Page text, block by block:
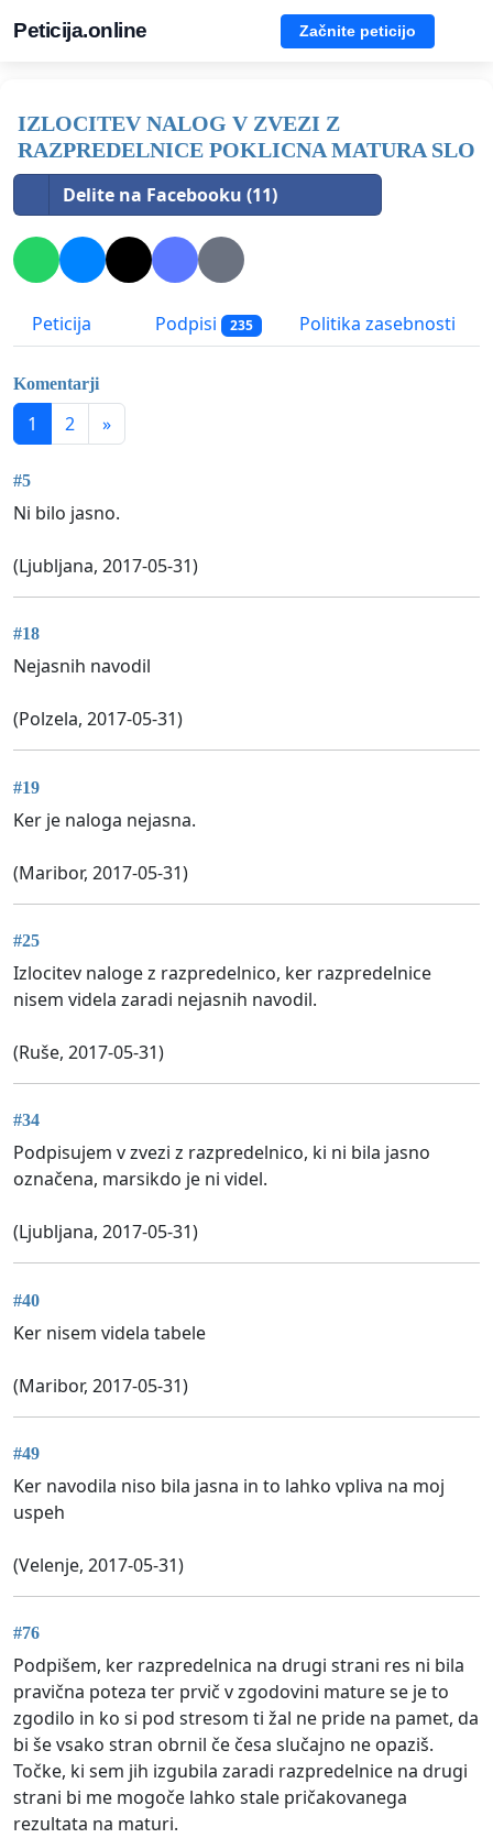
Peticija.online Začnite peticijo
IZLOCITEV NALOG V ZVEZI Z
RAZPREDELNICE POKLICNA MATURA SLO
Delite na Facebooku (11)
Peticija Podpisi 235 Politika zasebnosti
Komentarji
1 2 »
#5
Ni bilo jasno.
(Ljubljana, 2017-05-31)
#18
Nejasnih navodil
(Polzela, 2017-05-31)
#19
Ker je naloga nejasna.
(Maribor, 2017-05-31)
#25
Izlocitev naloge z razpredelnico, ker razpredelnice
nisem videla zaradi nejasnih navodil.
(Ruše, 2017-05-31)
#34
Podpisujem v zvezi z razpredelnico, ki ni bila jasno
označena, marsikdo je ni videl.
(Ljubljana, 2017-05-31)
#40
Ker nisem videla tabele
(Maribor, 2017-05-31)
#49
Ker navodila niso bila jasna in to lahko vpliva na moj
uspeh
(Velenje, 2017-05-31)
#76
Podpišem, ker razpredelnica na drugi strani res ni bila
pravična poteza ter prvič v zgodovini mature se je to
zgodilo in ko si pod stresom ti žal ne pride na pamet, da
bi še vsako stran obrnil če česa slučajno ne opaziš.
Točke, ki sem jih izgubila zaradi razpredelnice na drugi
strani bi me mogoče lahko stale pričakovanega
rezultata na maturi.